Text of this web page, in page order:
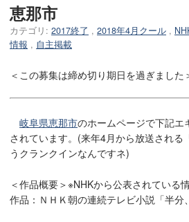
恵那市
カテゴリ: 2017終了 , 2018年4月クール ,
情報 , 自主掲載
＜この募集は締め切り期日を過ぎました
岐阜県恵那市のホームページで下記エ
されています。(来年4月から放送される
うクランクインなんですネ)
＜作品概要＞※NHKから公表されている
作品：ＮＨＫ朝の連続テレビ小説「半分